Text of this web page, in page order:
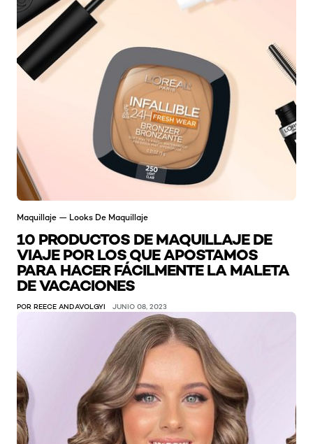
Maquillaje — Looks De Maquillaje
10 PRODUCTOS DE MAQUILLAJE DE
VIAJE POR LOS QUE APOSTAMOS
PARA HACER FÁCILMENTE LA MALETA
DE VACACIONES
POR REECE ANDAVOLGYI JUNIO 08, 2023